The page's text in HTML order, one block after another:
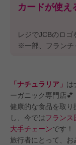
カードが使え
レジでJCBのロゴ
※一部、フランチ
「ナチュラリア」 は
ーガニック専門店💕
健康的な食品を取
し、今ではフランス
大手チェーンです！
旅行者にとって、